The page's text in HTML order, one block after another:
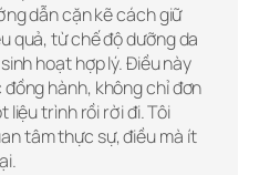
dẫn cặn kẽ cách giữ
quả, từ chế độ dưỡng da
hoạt hợp lý. Điều này
hành, không chỉ đơn
liệu trình rồi rời đi. Tôi
tâm thực sự, điều mà ít